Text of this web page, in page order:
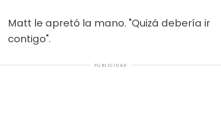
Matt le apretó la mano. "Quizá debería ir
contigo".
PUBLICIDAD